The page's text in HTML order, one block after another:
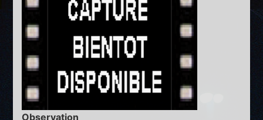
Observation